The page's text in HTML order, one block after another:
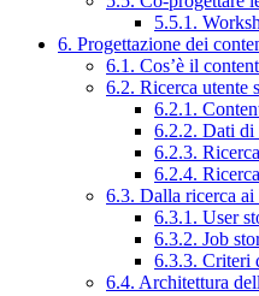
5.5.1.
6. Progettazione dei
6.1. Cos’è il
6.2. Ricerca utente
6.2.1.
6.2.2. Dati di
6.2.3.
6.2.4.
6.3. Dalla ricerca
6.3.1. User
6.3.2. Job
6.3.3. Criteri
6.4. Architettura